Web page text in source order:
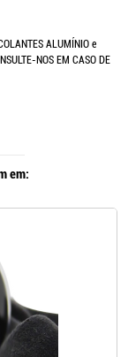
ALUMÍNIO e
NOS EM CASO DE
em: